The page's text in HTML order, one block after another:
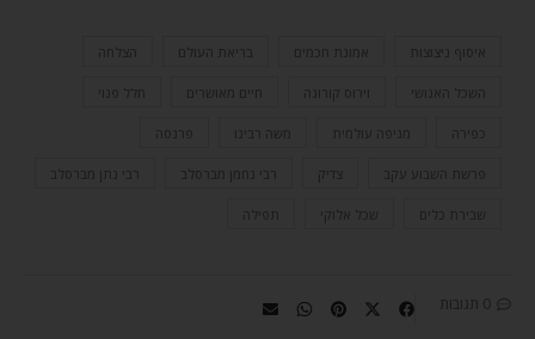
איסוף ניצוצות אמונת חכמים בריאת העולם הצלחה
השכל האנושי וירוס קורונה חיים מאושרים חלל פנוי
כפירה מגיפה עולמית משה רבינו פרנסה
פרשת השבוע עקב צדיק רבי נחמן מברסלב רבי נתן מברסלב
שבירת כלים שכל אלוקי תפילה
0 תגובות